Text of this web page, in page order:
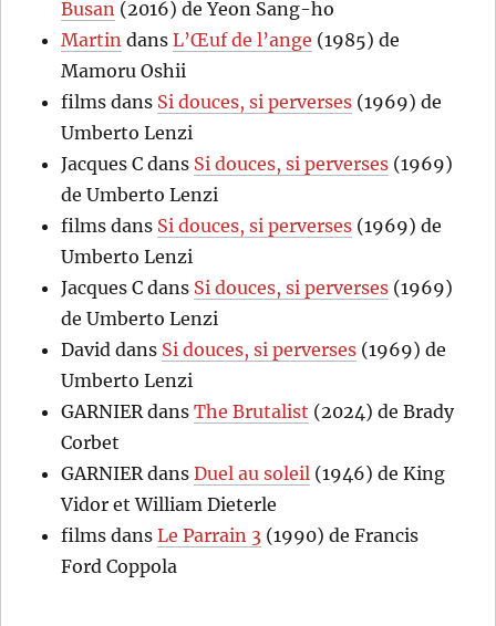
Busan (2016) de Yeon Sang-ho
Martin dansL’Œuf de l’ange (1985) de
Mamoru Oshii
films dans Si douces, si perverses (1969) de
Umberto Lenzi
Jacques C dans Si douces, si perverses (1969)
de Umberto Lenzi
films dans Si douces, si perverses (1969) de
Umberto Lenzi
Jacques C dans Si douces, si perverses (1969)
de Umberto Lenzi
David dans Si douces, si perverses (1969) de
Umberto Lenzi
GARNIERdansThe Brutalist (2024) de Brady
Corbet
GARNIERdansDuel au soleil (1946) de King
Vidor et William Dieterle
films dansLe Parrain 3 (1990) de Francis
Ford Coppola